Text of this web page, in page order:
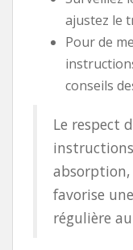
ajustez le
Pour de
conseils
Le respect
favorise
régulière